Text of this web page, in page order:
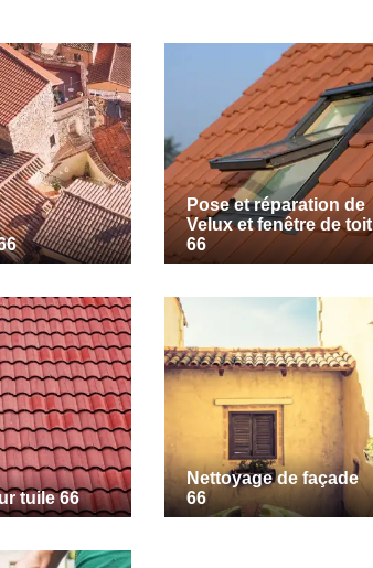
Pose et réparation de
Velux et fenêtre de toit
66
tuile 66
Nettoyage de façade
66